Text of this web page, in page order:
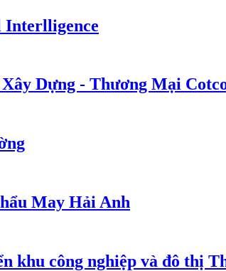
Interlligence
Dựng - Thương Mại
May Hải Anh
khu công nghiệp và đô thị